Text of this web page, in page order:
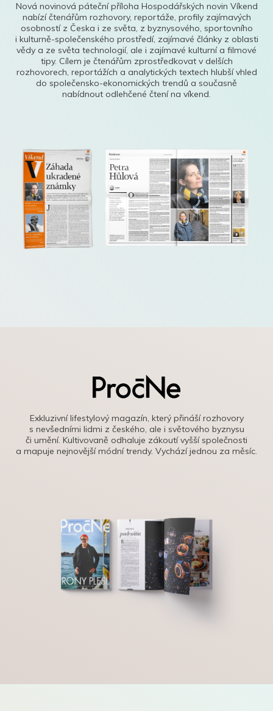
Nová novinová páteční příloha Hospodářských novin Víkend
nabízí čtenářům rozhovory, reportáže, profily zajímavých
osobností z Česka i ze světa, z byznysového, sportovního
i kulturně-společenského prostředí, zajímavé články z oblasti
vědy a ze světa technologií, ale i zajímavé kulturní a filmové
tipy. Cílem je čtenářům zprostředkovat v delších
rozhovorech, reportážích a analytických textech hlubší vhled
do společensko-ekonomických trendů a současně
nabídnout odlehčené čtení na víkend.
Exkluzivní lifestylový magazín, který přináší rozhovory
s nevšedními lidmi z českého, ale i světového byznysu
či umění. Kultivovaně odhaluje zákoutí vyšší společnosti
a mapuje nejnovější módní trendy. Vychází jednou za měsíc.